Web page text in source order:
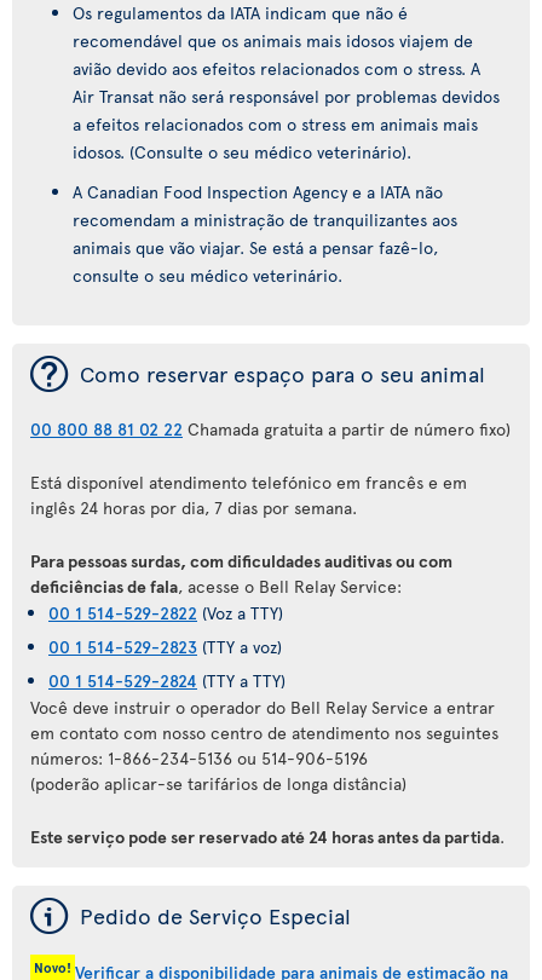
Os regulamentos da IATA indicam que não é
recomendável que os animais mais idosos viajem de
avião devido aos efeitos relacionados com o stress. A
Air Transat não será responsável por problemas devidos
a efeitos relacionados com o stress em animais mais
idosos. (Consulte o seu médico veterinário).
A Canadian Food Inspection Agency e a IATA não
recomendam a ministração de tranquilizantes aos
animais que vão viajar. Se está a pensar fazê-lo,
consulte o seu médico veterinário.
¯ Como reservar espaço para o seu animal
00 800 88 81 02 22 Chamada gratuita a partir de número fixo)
Está disponível atendimento telefónico em francês e em
inglês 24 horas por dia, 7 dias por semana.
Para pessoas surdas, com dificuldades auditivas ou com
deficiências de fala, acesse o Bell Relay Service:
00 1 514-529-2822 (Voz a TTY)
00 1 514-529-2823 (TTY a voz)
00 1 514-529-2824 (TTY a TTY)
Você deve instruir o operador do Bell Relay Service a entrar
em contato com nosso centro de atendimento nos seguintes
números: 1-866-234-5136 ou 514-906-5196
(poderão aplicar-se tarifários de longa distância)
Este serviço pode ser reservado até 24 horas antes da partida.
ý Pedido de Serviço Especial
Novo! Verificar a disponibilidade para animais de estimação na